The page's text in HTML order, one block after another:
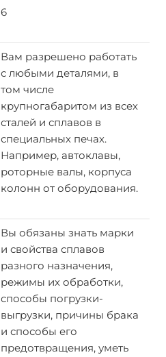
6
Вам разрешено работать
с любыми деталями, в
том числе
крупногабаритом из всех
сталей и сплавов в
специальных печах.
Например, автоклавы,
роторные валы, корпуса
колонн от оборудования.
Вы обязаны знать марки
и свойства сплавов
разного назначения,
режимы их обработки,
способы погрузки-
выгрузки, причины брака
и способы его
предотвращения, уметь